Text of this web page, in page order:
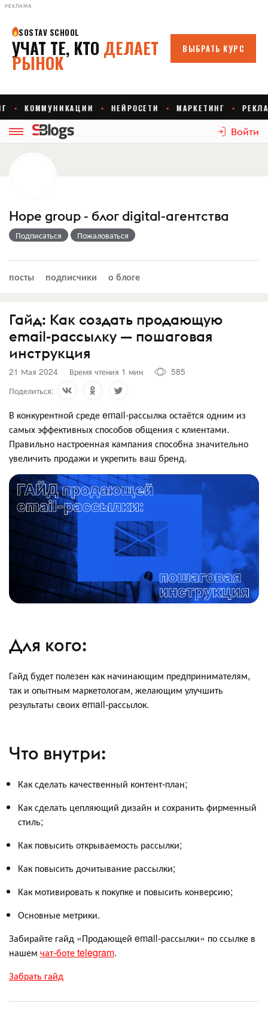
РЕКЛАМА
Войти
Hope group - блог digital-агентства
Подписаться Пожаловаться
посты подписчики о блоге
Гайд: Как создать продающую
email-рассылку — пошаговая
инструкция
21 Мая 2024 Время чтения 1 мин
585
Поделиться:
В конкурентной среде email-рассылка остаётся одним из
самых эффективных способов общения с клиентами.
Правильно настроенная кампания способна значительно
увеличить продажи и укрепить ваш бренд.
Для кого:
Гайд будет полезен как начинающим предпринимателям,
так и опытным маркетологам, желающим улучшить
результаты своих email-рассылок.
Что внутри:
Как сделать качественный контент-план;
Как сделать цепляющий дизайн и сохранить фирменный
стиль;
Как повысить открываемость рассылки;
Как повысить дочитывание рассылки;
Как мотивировать к покупке и повысить конверсию;
Основные метрики.
Забирайте гайд «Продающей email-рассылки» по ссылке в
нашем чат-боте telegram.
Забрать гайд